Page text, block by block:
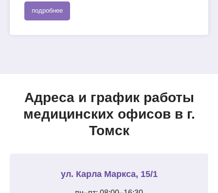
подробнее
Адреса и график работы
медицинских офисов в г.
Томск
ул. Карла Маркса, 15/1